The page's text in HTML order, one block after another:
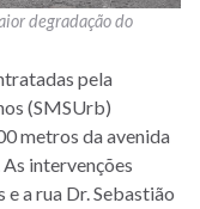
degradação do
pela
(SMSUrb)
metros da avenida
intervenções
a rua Dr. Sebastião